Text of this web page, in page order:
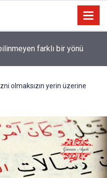
ölçüsü nedir?
olmaksızın yerin üzerine